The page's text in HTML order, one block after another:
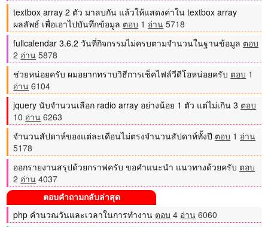
textbox array 2 ตัว มาลบกัน แล้วให้แสดงค่าใน textbox array
ผลลัพธ์ เพื่อเอาไปบันทึกข้อมูล ตอบ 1 อ่าน 5718
fullcalendar 3.6.2 วันที่กิจกรรมไม่ครบตามจำนวนในฐานข้อมูล ตอบ
2 อ่าน 5878
ช่วยหน่อยครับ ผมอยากทราบวิธีการเช็คไฟล์วีดีโอหน่อยครับ ตอบ 1
อ่าน 6104
jquery นับจำนวนเลือก radio array อย่างน้อย 1 ตัว แต่ไม่เกิน 3 ตอบ
10 อ่าน 6263
จำนวนสัปดาห์ของแต่ละเดือนไม่ตรงจำนวนสัปดาห์ทั้งปี ตอบ 1 อ่าน
5178
ออกรายงานสรุปด้วยกราฟครับ ขอคำแนะนำ แนวทางด้วยครับ ตอบ
2 อ่าน 4037
ตอบคำถามกลับล่าสุด
php คำนวณวันและเวลาในการทำงาน ตอบ 4 อ่าน 6060